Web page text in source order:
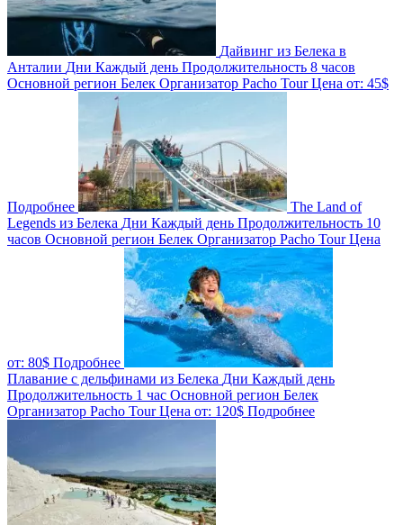
Дайвинг из Белека в
Анталии Дни Каждый день Продолжительность 8 часов
Основной регион Белек Организатор Pacho TourЦена от: 45$
Подробнее
The Land of
Legends из Белека Дни Каждый день Продолжительность 10
часов Основной регион Белек Организатор Pacho TourЦена
от: 80$ Подробнее
Плавание с дельфинами из Белека Дни Каждый день
Продолжительность 1 час Основной регион Белек
Организатор Pacho TourЦена от: 120$ Подробнее